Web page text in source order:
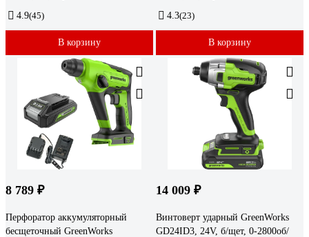
4.9(45)
В корзину
4.3(23)
В корзину
8 789 ₽
Перфоратор аккумуляторный
бесщеточный GreenWorks
14 009 ₽
Винтоверт ударный GreenWorks
GD24ID3, 24V, б/щет, 0-2800об/